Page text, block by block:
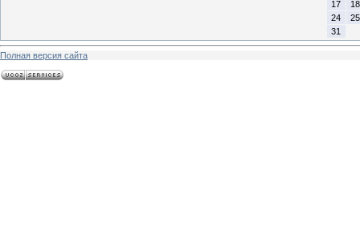
17
18
24
25
31
Полная версия сайта